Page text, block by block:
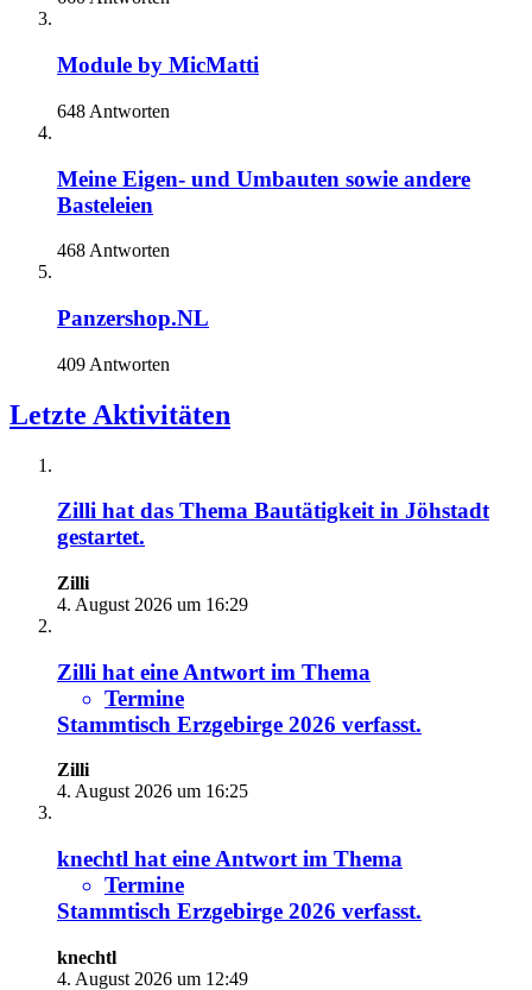
Module by MicMatti
648 Antworten
Meine Eigen- und Umbauten sowie andere
Basteleien
468 Antworten
Panzershop.NL
409 Antworten
Letzte Aktivitäten
Zilli hat das Thema Bautätigkeit in Jöhstadt
gestartet.
Zilli
4. August 2026 um 16:29
Zilli hat eine Antwort im Thema
Termine
Stammtisch Erzgebirge 2026 verfasst.
Zilli
4. August 2026 um 16:25
knechtl hat eine Antwort im Thema
Termine
Stammtisch Erzgebirge 2026 verfasst.
knechtl
4. August 2026 um 12:49